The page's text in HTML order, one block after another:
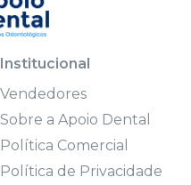
Institucional
Vendedores
Sobre a Apoio Dental
Política Comercial
Política de Privacidade